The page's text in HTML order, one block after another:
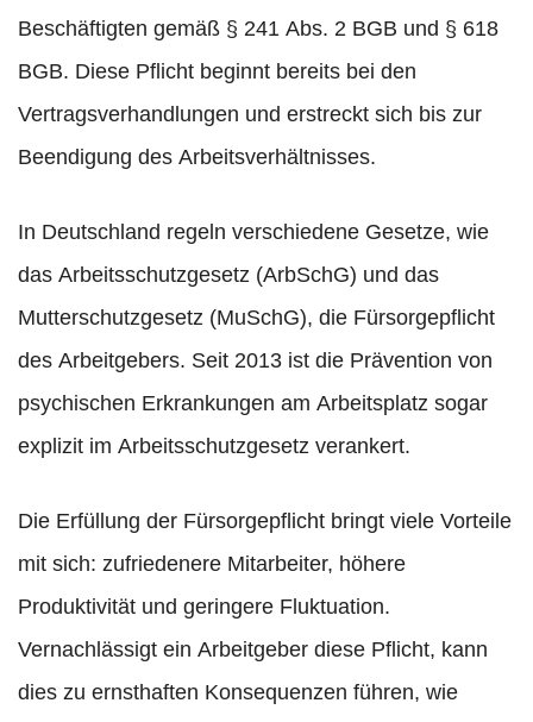
Beschäftigten gemäß § 241 Abs. 2 BGB und § 618
BGB. Diese Pflicht beginnt bereits bei den
Vertragsverhandlungen und erstreckt sich bis zur
Beendigung des Arbeitsverhältnisses.
In Deutschland regeln verschiedene Gesetze, wie
das Arbeitsschutzgesetz (ArbSchG) und das
Mutterschutzgesetz (MuSchG), die Fürsorgepflicht
des Arbeitgebers. Seit 2013 ist die Prävention von
psychischen Erkrankungen am Arbeitsplatz sogar
explizit im Arbeitsschutzgesetz verankert.
Die Erfüllung der Fürsorgepflicht bringt viele Vorteile
mit sich: zufriedenere Mitarbeiter, höhere
Produktivität und geringere Fluktuation.
Vernachlässigt ein Arbeitgeber diese Pflicht, kann
dies zu ernsthaften Konsequenzen führen, wie